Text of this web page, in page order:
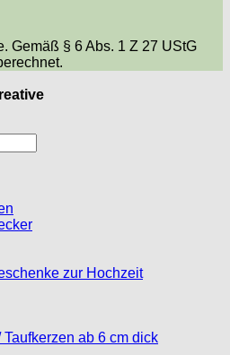
Gemäß § 6 Abs. 1 Z 27 UStG
zur Hochzeit
Taufkerzen ab 6 cm dick